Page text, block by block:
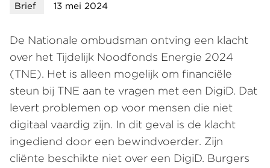
Brief 13 mei 2024
De Nationale ombudsman ontving een klacht
over het Tijdelijk Noodfonds Energie 2024
(TNE). Het is alleen mogelijk om financiële
steun bij TNE aan te vragen met een DigiD. Dat
levert problemen op voor mensen die niet
digitaal vaardig zijn. In dit geval is de klacht
ingediend door een bewindvoerder. Zijn
cliënte beschikte niet over een DigiD. Burgers